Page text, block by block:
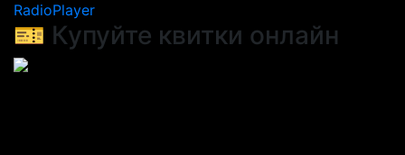
RadioPlayer
🎫 Купуйте квитки онлайн